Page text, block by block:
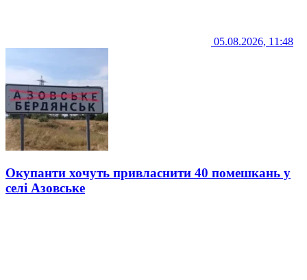
05.08.2026, 11:48
Окупанти хочуть привласнити 40 помешкань у
селі Азовське